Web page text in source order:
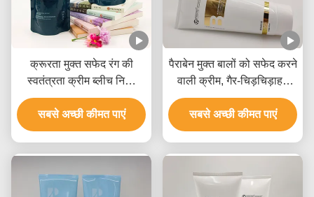
क्रूरता मुक्त सफेद रंग की
स्वतंत्रता क्रीम ब्लीच निजी
लेबल सभी प्रकार के बालों के
लिए
सबसे अच्छी कीमत पाएं
पैराबेन मुक्त बालों को सफेद करने
वाली क्रीम, गैर-चिड़चिड़ाहट
वाली बालों को सफेद करने वाली
क्रीम
सबसे अच्छी कीमत पाएं